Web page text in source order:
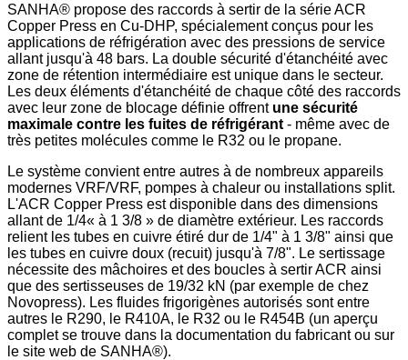
SANHA® propose des raccords à sertir de la série ACR
Copper Press en Cu-DHP, spécialement conçus pour les
applications de réfrigération avec des pressions de service
allant jusqu'à 48 bars. La double sécurité d'étanchéité avec
zone de rétention intermédiaire est unique dans le secteur.
Les deux éléments d'étanchéité de chaque côté des raccords
avec leur zone de blocage définie offrent une sécurité
maximale contre les fuites de réfrigérant - même avec de
très petites molécules comme le R32 ou le propane.
Le système convient entre autres à de nombreux appareils
modernes VRF/VRF, pompes à chaleur ou installations split.
L'ACR Copper Press est disponible dans des dimensions
allant de 1/4« à 1 3/8 » de diamètre extérieur. Les raccords
relient les tubes en cuivre étiré dur de 1/4" à 1 3/8" ainsi que
les tubes en cuivre doux (recuit) jusqu'à 7/8". Le sertissage
nécessite des mâchoires et des boucles à sertir ACR ainsi
que des sertisseuses de 19/32 kN (par exemple de chez
Novopress). Les fluides frigorigènes autorisés sont entre
autres le R290, le R410A, le R32 ou le R454B (un aperçu
complet se trouve dans la documentation du fabricant ou sur
le site web de SANHA®).